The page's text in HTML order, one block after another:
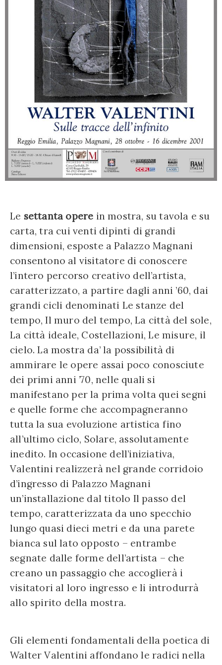
Le settanta opere in mostra, su tavola e su
carta, tra cui venti dipinti di grandi
dimensioni, esposte a Palazzo Magnani
consentono al visitatore di conoscere
l’intero percorso creativo dell’artista,
caratterizzato, a partire dagli anni ’60, dai
grandi cicli denominati Le stanze del
tempo, Il muro del tempo, La città del sole,
La città ideale, Costellazioni, Le misure, il
cielo. La mostra da’ la possibilità di
ammirare le opere assai poco conosciute
dei primi anni ’70, nelle quali si
manifestano per la prima volta quei segni
e quelle forme che accompagneranno
tutta la sua evoluzione artistica fino
all’ultimo ciclo, Solare, assolutamente
inedito. In occasione dell’iniziativa,
Valentini realizzerà nel grande corridoio
d’ingresso di Palazzo Magnani
un’installazione dal titolo Il passo del
tempo, caratterizzata da uno specchio
lungo quasi dieci metri e da una parete
bianca sul lato opposto – entrambe
segnate dalle forme dell’artista – che
creano un passaggio che accoglierà i
visitatori al loro ingresso e li introdurrà
allo spirito della mostra.
Gli elementi fondamentali della poetica di
Walter Valentini affondano le radici nella